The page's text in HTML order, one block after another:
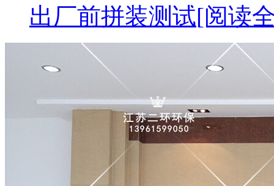
出厂前拼装测试[阅读